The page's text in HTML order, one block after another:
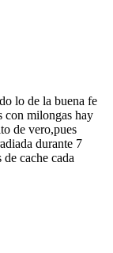
lo de la buena fe
con milongas hay
de vero,pues
durante 7
cache cada